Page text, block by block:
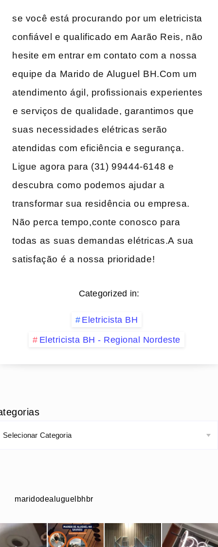
se você está procurando por ​um ⁤eletricista⁣
confiável e ‍qualificado em⁢ Aarão ‌Reis, não⁢
hesite em entrar em contato‌ com a ⁣nossa
equipe da ⁣Marido de Aluguel⁤ BH.Com um
atendimento ágil, profissionais experientes
⁤e serviços de⁣ qualidade, garantimos ‍que
suas‍ necessidades​ elétricas serão
atendidas com eficiência e segurança.‍
Ligue agora‌ para (31)​ 99444-6148 e
descubra⁣ como podemos ajudar a
transformar sua residência ou ‌empresa.
Não perca tempo,conte conosco para⁣
todas as⁢ suas demandas elétricas.A ⁣sua​
satisfação é a‌ nossa prioridade!
Categorized in:
Eletricista BH
Eletricista BH - Regional Nordeste
maridodealuguelbhbr